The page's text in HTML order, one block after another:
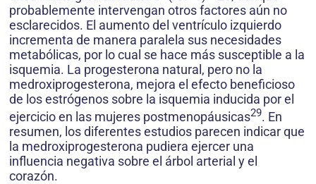
probablemente intervengan otros factores aún no
esclarecidos. El aumento del ventrículo izquierdo
incrementa de manera paralela sus necesidades
metabólicas, por lo cual se hace más susceptible a la
isquemia. La progesterona natural, pero no la
medroxiprogesterona, mejora el efecto beneficioso
de los estrógenos sobre la isquemia inducida por el
ejercicio en las mujeres postmenopáusicas29. En
resumen, los diferentes estudios parecen indicar que
la medroxiprogesterona pudiera ejercer una
influencia negativa sobre el árbol arterial y el
corazón.